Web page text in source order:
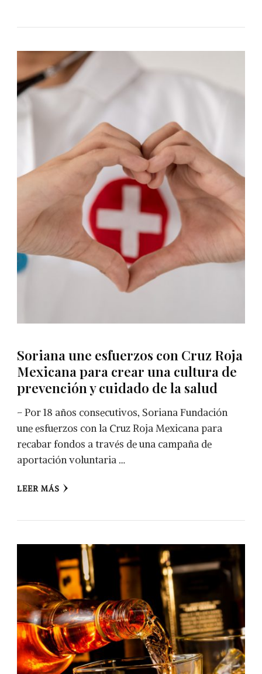
Soriana une esfuerzos con Cruz Roja
Mexicana para crear una cultura de
prevención y cuidado de la salud
– Por 18 años consecutivos, Soriana Fundación
une esfuerzos con la Cruz Roja Mexicana para
recabar fondos a través de una campaña de
aportación voluntaria …
LEER MÁS